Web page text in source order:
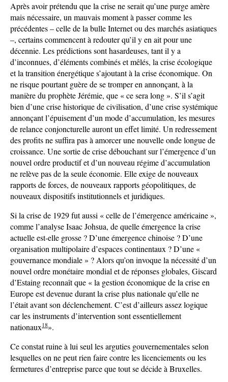
Après avoir prétendu que la crise ne serait qu’une purge amère
mais nécessaire, un mauvais moment à passer comme les
précédentes – celle de la bulle Internet ou des marchés asiatiques
–, certains commencent à redouter qu’il y en ait pour une
décennie. Les prédictions sont hasardeuses, tant il y a
d’inconnues, d’éléments combinés et mêlés, la crise écologique
et la transition énergétique s’ajoutant à la crise économique. On
ne risque pourtant guère de se tromper en annonçant, à la
manière du prophète Jérémie, que « ce sera long ». S’il s’agit
bien d’une crise historique de civilisation, d’une crise systémique
annonçant l’épuisement d’un mode d’accumulation, les mesures
de relance conjoncturelle auront un effet limité. Un redressement
des profits ne suffira pas à amorcer une nouvelle onde longue de
croissance. Une sortie de crise débouchant sur l’émergence d’un
nouvel ordre productif et d’un nouveau régime d’accumulation
ne relève pas de la seule économie. Elle exige de nouveaux
rapports de forces, de nouveaux rapports géopolitiques, de
nouveaux dispositifs institutionnels et juridiques.
Si la crise de 1929 fut aussi « celle de l’émergence américaine »,
comme l’analyse Isaac Johsua, de quelle émergence la crise
actuelle est-elle grosse ? D’une émergence chinoise ? D’une
organisation multipolaire d’espaces continentaux ? D’une «
gouvernance mondiale » ? Alors qu’on invoque la nécessité d’un
nouvel ordre monétaire mondial et de réponses globales, Giscard
d’Estaing reconnaît que « la gestion économique de la crise en
Europe est devenue durant la crise plus nationale qu’elle ne
l’était avant son déclenchement. C’est d’ailleurs assez logique
car les instruments d’intervention sont essentiellement
nationaux18».
Ce constat ruine à lui seul les arguties gouvernementales selon
lesquelles on ne peut rien faire contre les licenciements ou les
fermetures d’entreprise parce que tout se décide à Bruxelles.